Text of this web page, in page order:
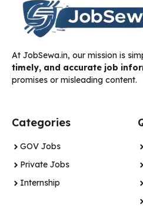
At JobSewa.in, our mission is
timely, and accurate job
promises or misleading content.
Categories
GOV Jobs
Private Jobs
Internship